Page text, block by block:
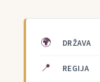
🌍 DRŽAVA
📍 REGIJA